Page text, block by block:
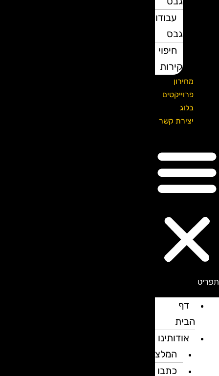
עבודות
גבס
חיפוי
קירות
מחירון
פרוייקטים
בלוג
יצירת קשר
דף
הבית
אודותינו
המלצות
כתבו